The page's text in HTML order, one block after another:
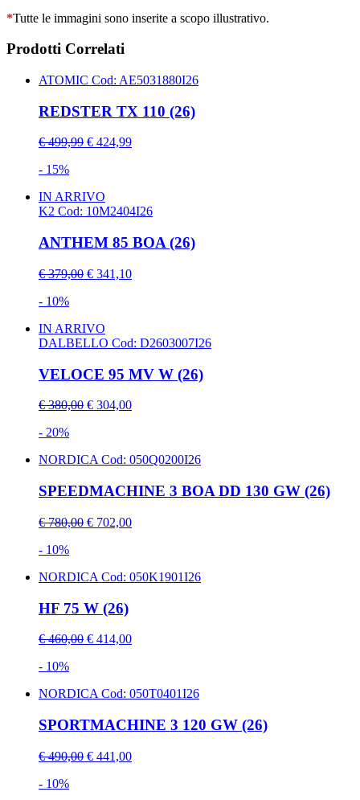
*Tutte le immagini sono inserite a scopo illustrativo.
Prodotti Correlati
ATOMIC Cod: AE5031880I26
REDSTER TX 110 (26)
€ 499,99 € 424,99
- 15%
IN ARRIVO
K2 Cod: 10M2404I26
ANTHEM 85 BOA (26)
€ 379,00 € 341,10
- 10%
IN ARRIVO
DALBELLO Cod: D2603007I26
VELOCE 95 MV W (26)
€ 380,00 € 304,00
- 20%
NORDICA Cod: 050Q0200I26
SPEEDMACHINE 3 BOA DD 130 GW (26)
€ 780,00 € 702,00
- 10%
NORDICA Cod: 050K1901I26
HF 75 W (26)
€ 460,00 € 414,00
- 10%
NORDICA Cod: 050T0401I26
SPORTMACHINE 3 120 GW (26)
€ 490,00 € 441,00
- 10%